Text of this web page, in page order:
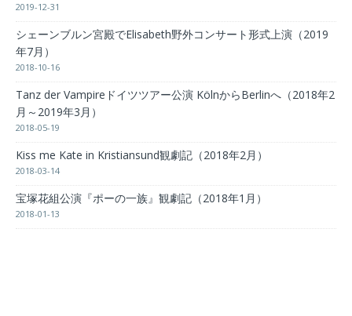
2019-12-31
シェーンブルン宮殿でElisabeth野外コンサート形式上演（2019
年7月）
2018-10-16
Tanz der Vampireドイツツアー公演 KölnからBerlinへ（2018年2
月～2019年3月）
2018-05-19
Kiss me Kate in Kristiansund観劇記（2018年2月）
2018-03-14
宝塚花組公演『ポーの一族』観劇記（2018年1月）
2018-01-13